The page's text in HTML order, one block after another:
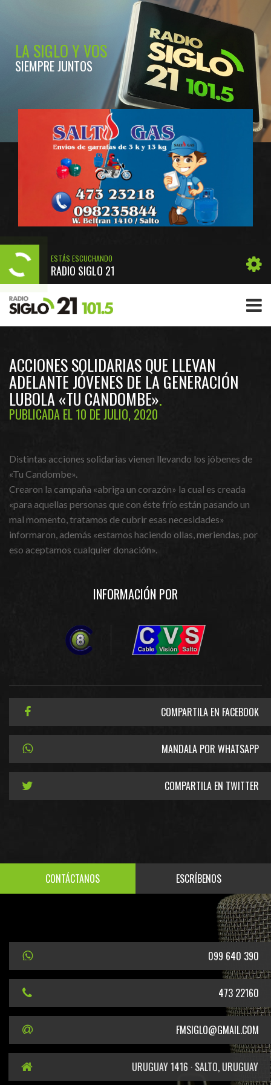
LA SIGLO Y VOS
SIEMPRE JUNTOS
ESTÁS ESCUCHANDO
RADIO SIGLO 21
ACCIONES SOLIDARIAS QUE LLEVAN
ADELANTE JÓVENES DE LA GENERACIÓN
LUBOLA «TU CANDOMBE»
PUBLICADA EL 10 DE JULIO, 2020
Distintas acciones solidarias vienen llevando los jóbenes de
«Tu Candombe».
Crearon la campaña «abriga un corazón» la cual es creada
«para aquellas personas que con éste frío están pasando un
mal momento, tratamos de cubrir esas necesidades»
informaron, además «estamos haciendo ollas, meriendas, por
eso aceptamos cualquier donación».
INFORMACIÓN POR
COMPARTILA EN FACEBOOK
MANDALA POR WHATSAPP
COMPARTILA EN TWITTER
CONTÁCTANOS ESCRÍBENOS
099 640 390
473 22160
FMSIGLO@GMAIL.COM
URUGUAY 1416 · SALTO, URUGUAY